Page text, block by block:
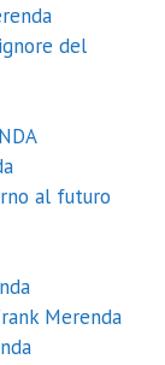
del
al futuro
Merenda